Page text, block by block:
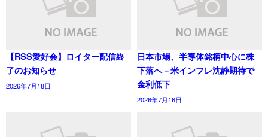
【RSS愛好会】ロイター配信終
了のお知らせ
2026年7月18日
日本市場、半導体銘柄中心に株
下落へ－米インフレ沈静期待で
金利低下
2026年7月16日